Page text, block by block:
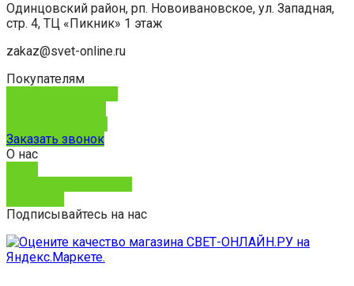
Одинцовский район, рп. Новоивановское, ул. Западная,
стр. 4, ТЦ «Пикник» 1 этаж
zakaz@svet-online.ru
Покупателям
Заказать звонок
О нас
Подписывайтесь на нас